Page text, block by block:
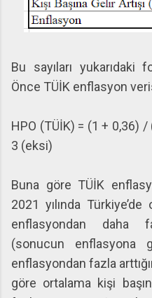
Bu sayıları yukarıdaki
Önce TÜİK enflasyon
HPO (TÜİK) = (1 + 0,36)
3 (eksi)
Buna göre TÜİK
2021 yılında
enflasyondan daha
(sonucun enflasyona
enflasyondan fazla
göre ortalama kişi